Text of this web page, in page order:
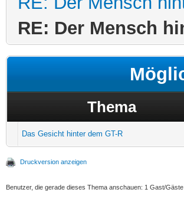
RE: Der Mensch
Thema
Das Gesicht hinter dem GT-R
Druckversion anzeigen
Benutzer, die gerade dieses Thema anschauen: 1 Gast/Gäste